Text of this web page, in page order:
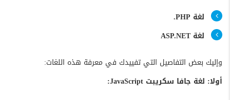
لغة PHP.
لغة ASP.NET
وإليك بعض التفاصيل التي تفييدك في معرفة هذه اللغات:
أولا: لغة جافا سكريبت JavaScript: